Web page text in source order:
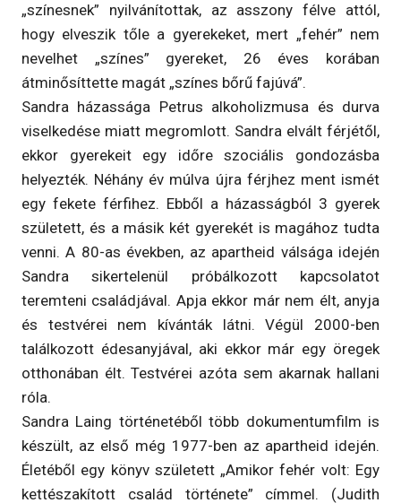
„színesnek” nyilvánítottak, az asszony félve attól,
hogy elveszik tőle a gyerekeket, mert „fehér” nem
nevelhet „színes” gyereket, 26 éves korában
átminősíttette magát „színes bőrű fajúvá”.
Sandra házassága Petrus alkoholizmusa és durva
viselkedése miatt megromlott. Sandra elvált férjétől,
ekkor gyerekeit egy időre szociális gondozásba
helyezték. Néhány év múlva újra férjhez ment ismét
egy fekete férfihez. Ebből a házasságból 3 gyerek
született, és a másik két gyerekét is magához tudta
venni. A 80-as években, az apartheid válsága idején
Sandra sikertelenül próbálkozott kapcsolatot
teremteni családjával. Apja ekkor már nem élt, anyja
és testvérei nem kívánták látni. Végül 2000-ben
találkozott édesanyjával, aki ekkor már egy öregek
otthonában élt. Testvérei azóta sem akarnak hallani
róla.
Sandra Laing történetéből több dokumentumfilm is
készült, az első még 1977-ben az apartheid idején.
Életéből egy könyv született „Amikor fehér volt: Egy
kettészakított család története” címmel. (Judith